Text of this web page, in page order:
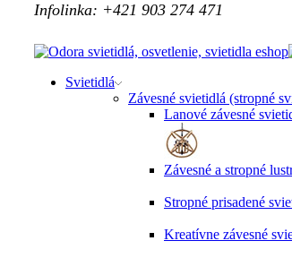
Infolinka: +421 903 274 471
Svietidlá
Závesné svietidlá (stropné
Lanové závesné
Závesné a stropné
Stropné prisadené
Kreatívne závesné